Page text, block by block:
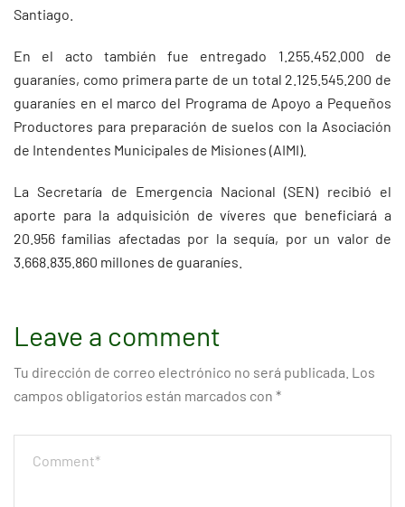
Santiago.
En el acto también fue entregado 1.255.452.000 de
guaraníes, como primera parte de un total 2.125.545.200 de
guaraníes en el marco del Programa de Apoyo a Pequeños
Productores para preparación de suelos con la Asociación
de Intendentes Municipales de Misiones (AIMI).
La Secretaría de Emergencia Nacional (SEN) recibió el
aporte para la adquisición de víveres que beneficiará a
20.956 familias afectadas por la sequía, por un valor de
3.668.835.860 millones de guaraníes.
Leave a comment
Tu dirección de correo electrónico no será publicada. Los
campos obligatorios están marcados con *